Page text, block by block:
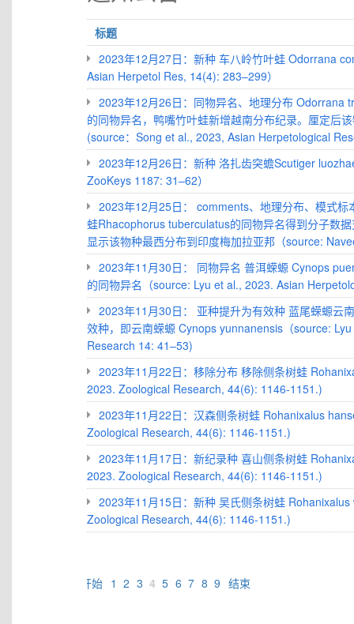
标题
2023年12月27日：新种 车八岭竹叶蛙 Odorrana
Asian Herpetol Res, 14(4): 283–299）
2023年12月26日：同物异名、地理分布 Odorrana
的同物异名，鸭嘴竹叶蛙新增越南分布纪录。厘定后
(source：Song et al., 2023, Asian Herpetological
2023年12月26日：新种 洛扎齿突蟾Scutiger
ZooKeys 1187: 31–62）
2023年12月25日： comments、地理分布、模式
蛙Rhacophorus tuberculatus的同物异名得到分子数
显示该物种最西分布到印度梅加拉亚邦（source:
2023年11月30日： 同物异名 普洱蝾螈 Cynops
的同物异名（source: Lyu et al., 2023. Asian
2023年11月30日： 亚种提升为有效种 蓝尾蝾螈云
效种，即云南蝾螈 Cynops yunnanensis（source:
Research 14: 41–53)
2023年11月22日：移除分布 移除侧条树蛙
2023. Zoological Research, 44(6): 1146-1151.)
2023年11月22日：汉森侧条树蛙 Rohanixalus
Zoological Research, 44(6): 1146-1151.)
2023年11月17日：新纪录种 喜山侧条树蛙
2023. Zoological Research, 44(6): 1146-1151.)
2023年11月15日：新种 吴氏侧条树蛙
Zoological Research, 44(6): 1146-1151.)
开始 1 2 3 4 5 6 7 8 9 结束